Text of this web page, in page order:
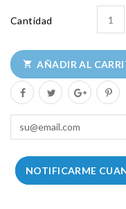
Cantidad
 AÑADIR AL
NOTIFICARME